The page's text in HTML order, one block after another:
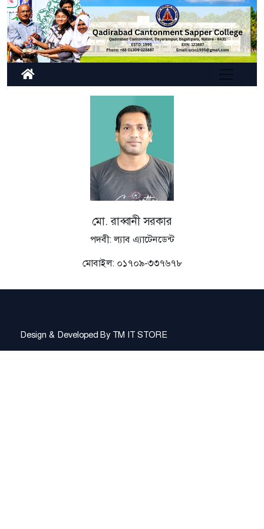
মো. রাব্বানী সরকার
পদবী: ল্যাব এ্যাটেনডেন্ট
মোবাইল: ০১৭০৯-৩৩৭৬৭৮
Design & Developed By TM IT STORE